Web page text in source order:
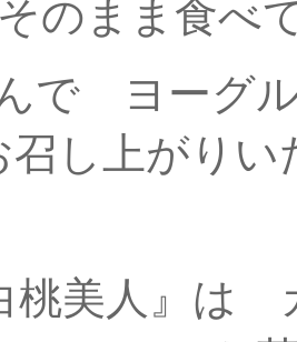
そのまま食べ
んで ヨー
召し上がりい
桃美人』は